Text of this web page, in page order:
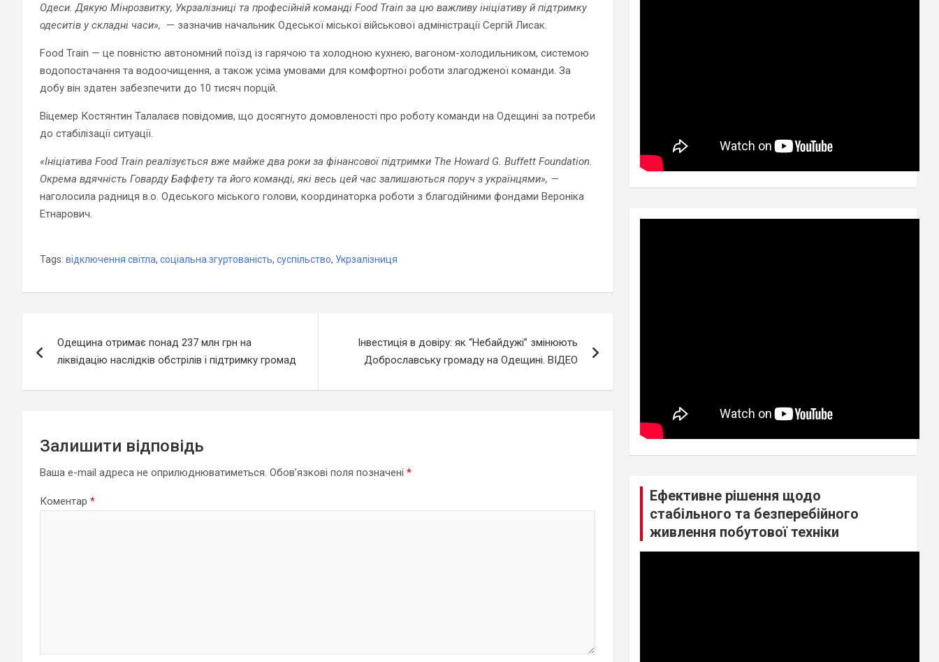
Одеси. Дякую Мінрозвитку, Укрзалізниці та професійній команді Food Train за цю важливу ініціативу й підтримку
одеситів у складні часи», — зазначив начальник Одеської міської військової адміністрації Сергій Лисак.
Food Train — це повністю автономний поїзд із гарячою та холодною кухнею, вагоном-холодильником, системою
водопостачання та водоочищення, а також усіма умовами для комфортної роботи злагодженої команди. За
добу він здатен забезпечити до 10 тисяч порцій.
Віцемер Костянтин Талалаєв повідомив, що досягнуто домовленості про роботу команди на Одещині за потреби
до стабілізації ситуації.
«Ініціатива Food Train реалізується вже майже два роки за фінансової підтримки The Howard G. Buffett Foundation.
Окрема вдячність Говарду Баффету та його команді, які весь цей час залишаються поруч з українцями», —
наголосила радниця в.о. Одеського міського голови, координаторка роботи з благодійними фондами Вероніка
Етнарович.
Tags: відключення світла, соціальна згуртованість, суспільство, Укрзалізниця
записів
Одещина отримає понад 237 млн грн на
ліквідацію наслідків обстрілів і підтримку громад
Інвестиція в довіру: як “Небайдужі” змінюють
Доброславську громаду на Одещині. ВІДЕО
Залишити відповідь
Ваша e-mail адреса не оприлюднюватиметься. Обов’язкові поля позначені *
Коментар *
Ефективне рішення щодо
стабільного та безперебійного
живлення побутової техніки